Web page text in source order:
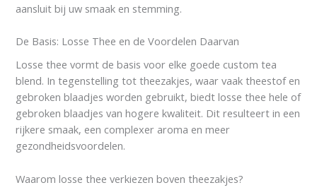
aansluit bij uw smaak en stemming.
De Basis: Losse Thee en de Voordelen Daarvan
Losse thee vormt de basis voor elke goede custom tea
blend. In tegenstelling tot theezakjes, waar vaak theestof en
gebroken blaadjes worden gebruikt, biedt losse thee hele of
gebroken blaadjes van hogere kwaliteit. Dit resulteert in een
rijkere smaak, een complexer aroma en meer
gezondheidsvoordelen.
Waarom losse thee verkiezen boven theezakjes?